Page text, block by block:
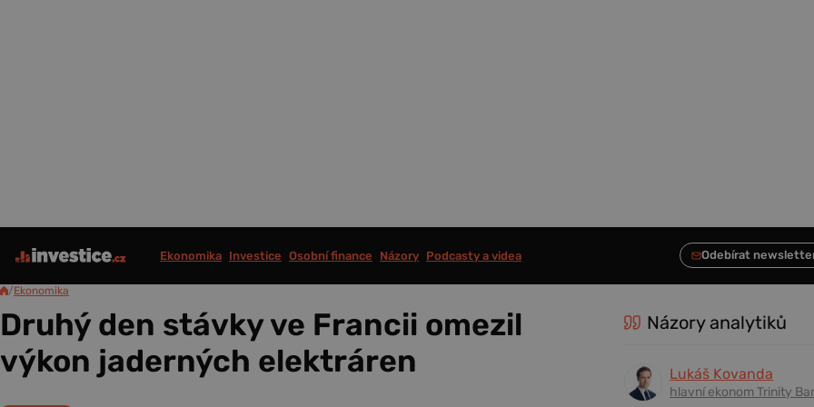
Ekonomika Investice Osobní finance Názory Podcasty a videa
/Ekonomika
Druhý den stávky ve Francii omezil
výkon jaderných elektráren
Názory analytiků
Lukáš Kovanda
hlavní ekonom Trinity